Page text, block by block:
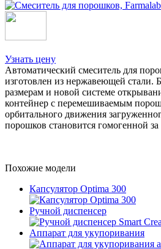
Узнать цену
Автоматический смеситель для
изготовлен из нержавеющей стали.
размерам и новой системе
контейнер с перемешиваемым
орбитального движения
порошков становится гомогенной за
Похожие модели
Капсулятор Optima 300
Ручной диспенсер
Аппарат для укупоривания